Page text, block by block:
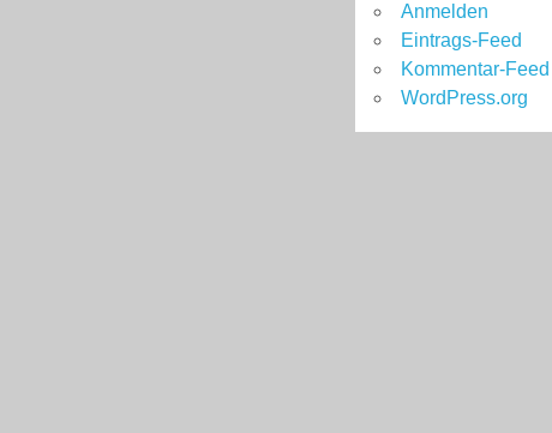
Anmelden
Eintrags-Feed
Kommentar-Feed
WordPress.org